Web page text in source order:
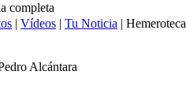
completa
| Vídeos | Tu Noticia | Hemeroteca
Alcántara